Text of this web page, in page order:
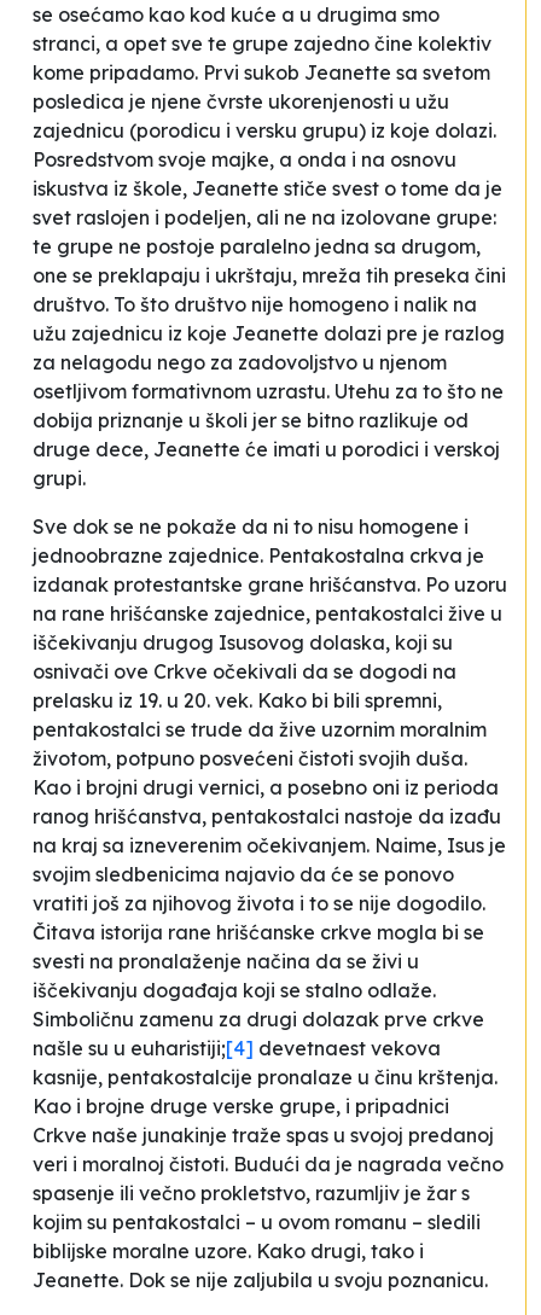
se osećamo kao kod kuće a u drugima smo
stranci, a opet sve te grupe zajedno čine kolektiv
kome pripadamo. Prvi sukob Jeanette sa svetom
posledica je njene čvrste ukorenjenosti u užu
zajednicu (porodicu i versku grupu) iz koje dolazi.
Posredstvom svoje majke, a onda i na osnovu
iskustva iz škole, Jeanette stiče svest o tome da je
svet raslojen i podeljen, ali ne na izolovane grupe:
te grupe ne postoje paralelno jedna sa drugom,
one se preklapaju i ukrštaju, mreža tih preseka čini
društvo. To što društvo nije homogeno i nalik na
užu zajednicu iz koje Jeanette dolazi pre je razlog
za nelagodu nego za zadovoljstvo u njenom
osetljivom formativnom uzrastu. Utehu za to što ne
dobija priznanje u školi jer se bitno razlikuje od
druge dece, Jeanette će imati u porodici i verskoj
grupi.
Sve dok se ne pokaže da ni to nisu homogene i
jednoobrazne zajednice. Pentakostalna crkva je
izdanak protestantske grane hrišćanstva. Po uzoru
na rane hrišćanske zajednice, pentakostalci žive u
iščekivanju drugog Isusovog dolaska, koji su
osnivači ove Crkve očekivali da se dogodi na
prelasku iz 19. u 20. vek. Kako bi bili spremni,
pentakostalci se trude da žive uzornim moralnim
životom, potpuno posvećeni čistoti svojih duša.
Kao i brojni drugi vernici, a posebno oni iz perioda
ranog hrišćanstva, pentakostalci nastoje da izađu
na kraj sa izneverenim očekivanjem. Naime, Isus je
svojim sledbenicima najavio da će se ponovo
vratiti još za njihovog života i to se nije dogodilo.
Čitava istorija rane hrišćanske crkve mogla bi se
svesti na pronalaženje načina da se živi u
iščekivanju događaja koji se stalno odlaže.
Simboličnu zamenu za drugi dolazak prve crkve
našle su u euharistiji;[4] devetnaest vekova
kasnije, pentakostalcije pronalaze u činu krštenja.
Kao i brojne druge verske grupe, i pripadnici
Crkve naše junakinje traže spas u svojoj predanoj
veri i moralnoj čistoti. Budući da je nagrada večno
spasenje ili večno prokletstvo, razumljiv je žar s
kojim su pentakostalci – u ovom romanu – sledili
biblijske moralne uzore. Kako drugi, tako i
Jeanette. Dok se nije zaljubila u svoju poznanicu.